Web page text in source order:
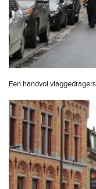
Een handvol